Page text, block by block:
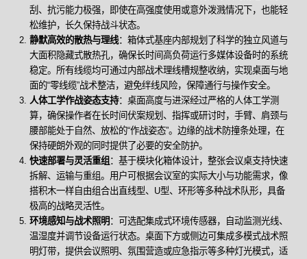
刮、抗污能力极强，即使在高强度使用或意外泼溅情况下，也能轻
松维护，长久保持战斗状态。
静默高效的散热与理线：箱体式基座内部规划了科学的独立风道与
大面积隐藏式散热孔，确保长时间高负荷运行多媒体设备时的系统
稳定。所有线缆均可通过内部战术理线槽规整收纳，实现桌面与地
面的“零线缆”战术整洁，避免绊线风险，保障通行与操作安全。
人体工学作战姿态支持：桌面高度与进深经过严格的人体工学测
算，确保操作者在长时间伏案规划、指挥或研讨时，手臂、肩颈与
腰部能处于自然、放松的“作战姿态”。边缘的战术防撞条处理，在
保持硬朗外观的同时提供了必要的安全防护。
快速部署与灵活重组 ：基于模块化箱体设计，整张会议桌支持快速
拆解、运输与重组。用户可根据会议室的实际大小与功能需求，像
搭积木一样自由组合出直线型、U型、环形等多种战术队形，具备
极高的战略灵活性。
环境感知与战术照明 ：可选配集成式环境传感器，自动监测光线、
温湿度并调节设备运行状态。桌面下方或侧边可集成多模式战术照
明灯带，提供会议照明、氛围营造或应急指示等多种灯光模式，适